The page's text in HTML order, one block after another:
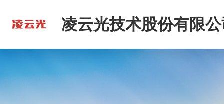
凌云光技术股份有限